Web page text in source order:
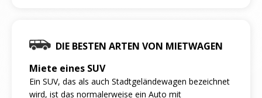
DIE BESTEN ARTEN VON MIETWAGEN
Miete eines SUV
Ein SUV, das als auch Stadtgeländewagen bezeichnet
wird, ist das normalerweise ein Auto mit